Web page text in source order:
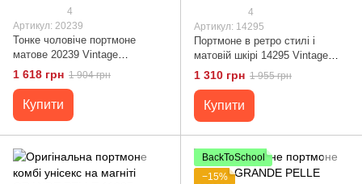
4
Артикул: 20239
Тонке чоловіче портмоне
матове 20239 Vintage
Коричневе
1 618 грн 1 904 грн
Купити
4
Артикул: 14295
Портмоне в ретро стилі і
матовій шкірі 14295 Vintage
Рудий
1 310 грн 1 955 грн
Купити
BackToSchool
−15%